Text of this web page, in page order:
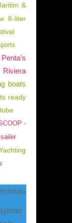
&
8-liter
boats
ready
-